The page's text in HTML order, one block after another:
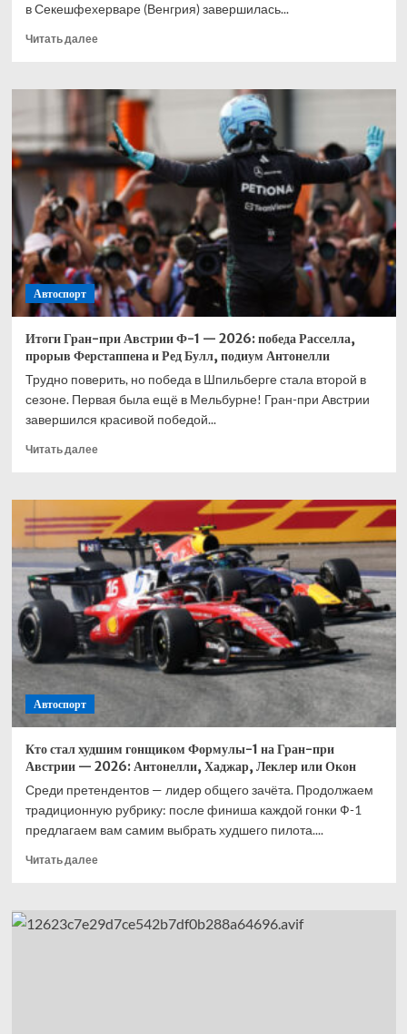
в Секешфехерваре (Венгрия) завершилась...
Читать далееПрочитать
Сборная
России
по
баскетболу
уступила
команде
Венгрии
в
товарищеском
матче
Автоспорт
Итоги Гран-при Австрии Ф-1 — 2026: победа Расселла,
прорыв Ферстаппена и Ред Булл, подиум Антонелли
Трудно поверить, но победа в Шпильберге стала второй в
сезоне. Первая была ещё в Мельбурне! Гран-при Австрии
завершился красивой победой...
Читать далееПрочитать
Итоги
Гран-
при
Австрии
Ф-1
—
2026:
победа
Расселла,
прорыв
Ферстаппена
и
Антонелли
Автоспорт
Кто стал худшим гонщиком Формулы-1 на Гран-при
Австрии — 2026: Антонелли, Хаджар, Леклер или Окон
Среди претендентов — лидер общего зачёта. Продолжаем
традиционную рубрику: после финиша каждой гонки Ф-1
предлагаем вам самим выбрать худшего пилота....
Читать далееПрочитать
стал